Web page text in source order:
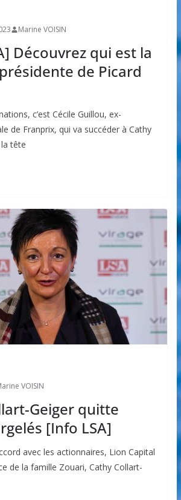
Marine VOISIN
Découvrez qui est la
de Picard
c’est Cécile Guillou, ex-
de Franprix, qui va succéder à Cathy
tête
VOISIN
Geiger quitte
[Info LSA]
avec les actionnaires, Lion Capital
de la famille Zouari, Cathy Collart-